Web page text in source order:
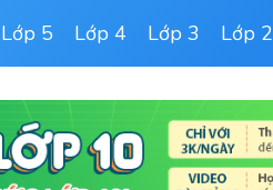
Lớp 5 Lớp 4 Lớp 3 Lớp 2